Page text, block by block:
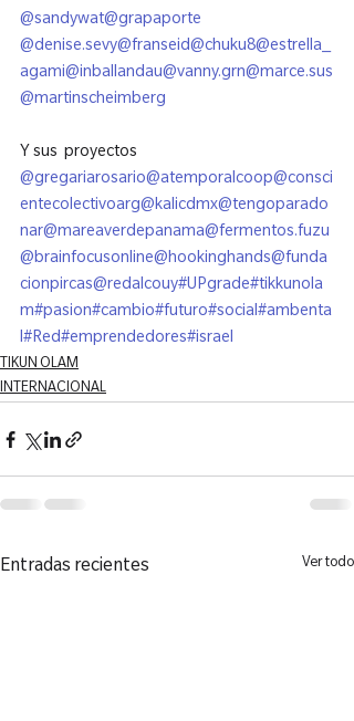
@sandywat@grapaporte
@denise.sevy@franseid@chuku8@estrella_
agami@inballandau@vanny.grn@marce.sus
@martinscheimberg
Y sus  proyectos
@gregariarosario@atemporalcoop@consci
entecolectivoarg@kalicdmx@tengoparado
nar@mareaverdepanama@fermentos.fuzu
@brainfocusonline@hookinghands@funda
cionpircas@redalcouy#UPgrade#tikkunola
m#pasion#cambio#futuro#social#ambenta
l#Red#emprendedores#israel
TIKUN OLAM
INTERNACIONAL
Entradas recientes Ver todo